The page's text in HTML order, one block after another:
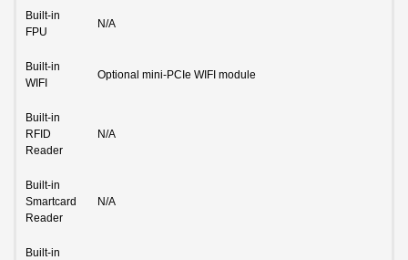
Built-in
FPU
N/A
Built-in
WIFI
Optional mini-PCIe WIFI module
Built-in
RFID
Reader
N/A
Built-in
Smartcard
Reader
N/A
Built-in